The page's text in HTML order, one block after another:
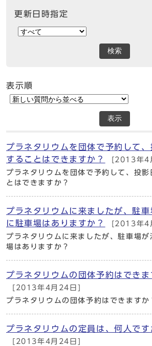
更新日時指定
検索
表示順
表示
プラネタリウムを団体で予約して
することはできますか？
[2013年4
プラネタリウムを団体で予約して、投影
とはできますか？
プラネタリウムに来ましたが、駐
に駐車場はありますか？
[2013年4
プラネタリウムに来ましたが、駐車場
場はありますか？
プラネタリウムの団体予約はできま
[2013年4月24日]
プラネタリウムの団体予約はできますか
プラネタリウムの定員は、何人です
[2013年4月24日]